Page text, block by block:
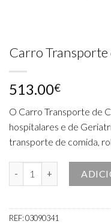
Carro Transporte
513.00€
O Carro Transporte de
hospitalares e de
transporte de comida,
REF:03090341